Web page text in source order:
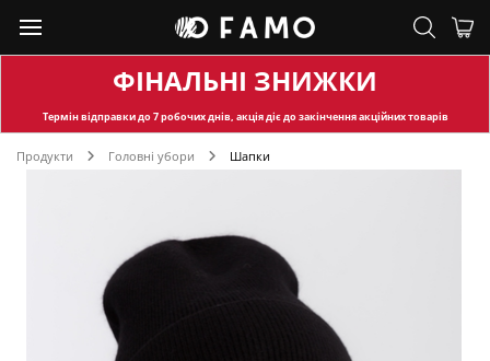
ФІНАЛЬНІ ЗНИЖКИ
Термін відправкидо 7 робочих днів, акція діє до закінчення акційних товарів
Продукти Головні убори Шапки